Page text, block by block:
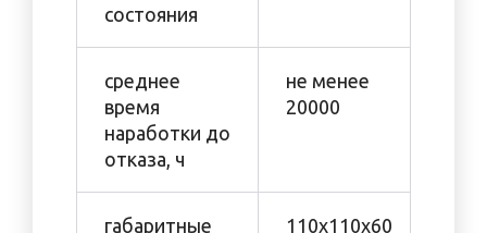
состояния
среднее
время
наработки до
отказа, ч
не менее
20000
габаритные
110x110x60